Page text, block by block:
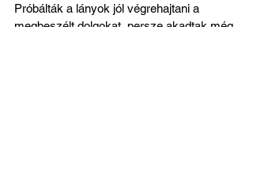
Próbálták a lányok jól végrehajtani a
megbeszélt dolgokat, persze akadtak még